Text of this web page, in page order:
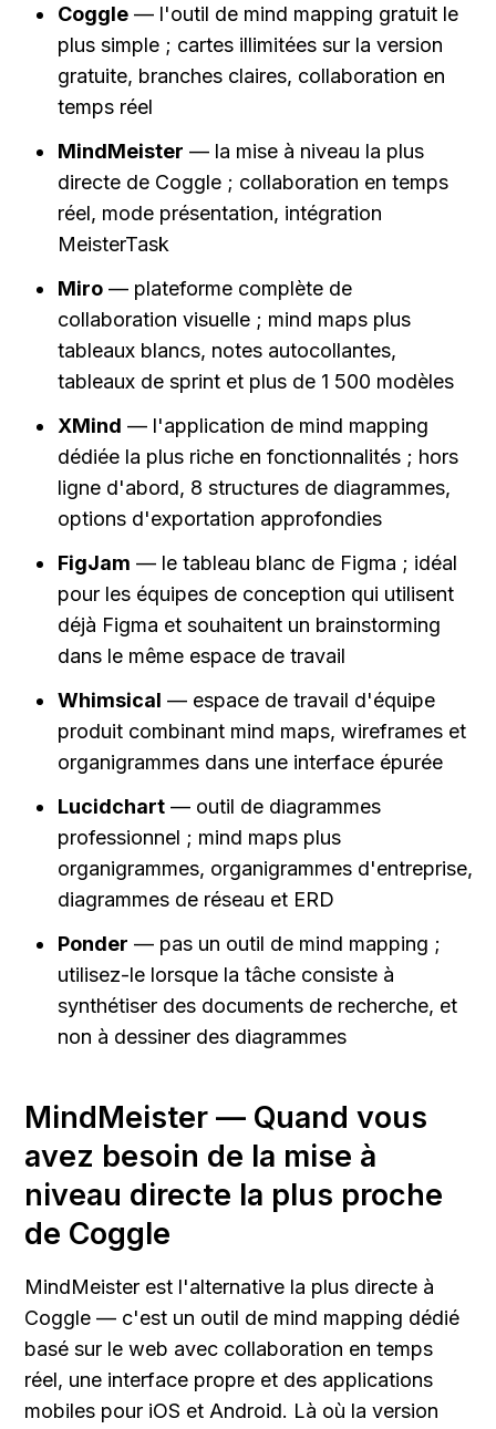
Coggle — l'outil de mind mapping gratuit le
plus simple ; cartes illimitées sur la version
gratuite, branches claires, collaboration en
temps réel
MindMeister — la mise à niveau la plus
directe de Coggle ; collaboration en temps
réel, mode présentation, intégration
MeisterTask
Miro — plateforme complète de
collaboration visuelle ; mind maps plus
tableaux blancs, notes autocollantes,
tableaux de sprint et plus de 1 500 modèles
XMind — l'application de mind mapping
dédiée la plus riche en fonctionnalités ; hors
ligne d'abord, 8 structures de diagrammes,
options d'exportation approfondies
FigJam — le tableau blanc de Figma ; idéal
pour les équipes de conception qui utilisent
déjà Figma et souhaitent un brainstorming
dans le même espace de travail
Whimsical — espace de travail d'équipe
produit combinant mind maps, wireframes et
organigrammes dans une interface épurée
Lucidchart — outil de diagrammes
professionnel ; mind maps plus
organigrammes, organigrammes d'entreprise,
diagrammes de réseau et ERD
Ponder — pas un outil de mind mapping ;
utilisez-le lorsque la tâche consiste à
synthétiser des documents de recherche, et
non à dessiner des diagrammes
MindMeister — Quand vous
avez besoin de la mise à
niveau directe la plus proche
de Coggle
MindMeister est l'alternative la plus directe à
Coggle — c'est un outil de mind mapping dédié
basé sur le web avec collaboration en temps
réel, une interface propre et des applications
mobiles pour iOS et Android. Là où la version